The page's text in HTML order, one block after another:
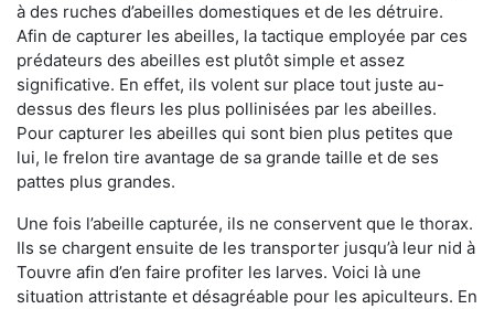
à des ruches d’abeilles domestiques et de les détruire.
Afin de capturer les abeilles, la tactique employée par ces
prédateurs des abeilles est plutôt simple et assez
significative. En effet, ils volent sur place tout juste au-
dessus des fleurs les plus pollinisées par les abeilles.
Pour capturer les abeilles qui sont bien plus petites que
lui, le frelon tire avantage de sa grande taille et de ses
pattes plus grandes.
Une fois l’abeille capturée, ils ne conservent que le thorax.
Ils se chargent ensuite de les transporter jusqu’à leur nid à
Touvre afin d’en faire profiter les larves. Voici là une
situation attristante et désagréable pour les apiculteurs. En